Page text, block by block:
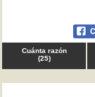
Cuánta razón
(25)